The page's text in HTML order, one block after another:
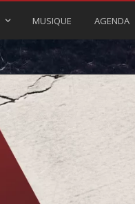
MUSIQUE AGENDA